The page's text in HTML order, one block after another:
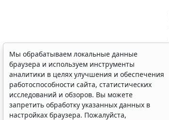
Мы обрабатываем локальные данные
браузера и используем инструменты
аналитики в целях улучшения и обеспечения
работоспособности сайта, статистических
исследований и обзоров. Вы можете
запретить обработку указанных данных в
настройках браузера. Пожалуйста,